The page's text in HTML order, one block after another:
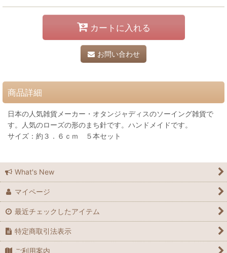
カートに入れる
お問い合わせ
商品詳細
日本の人気雑貨メーカー・オタンジャディスのソーイング雑貨で
す。人気のローズの形のまち針です。ハンドメイドです。
サイズ：約３．６ｃｍ ５本セット
What's New
マイページ
最近チェックしたアイテム
特定商取引法表示
ご利用案内